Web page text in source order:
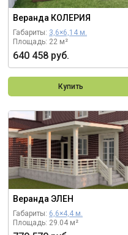
Веранда КОЛЕРИЯ
Габариты: 3,6×6,14 м.
Площадь: 22 м²
640 458 руб.
Купить
Веранда ЭЛЕН
Габариты: 6,6×4,4 м.
Площадь: 29.04 м²